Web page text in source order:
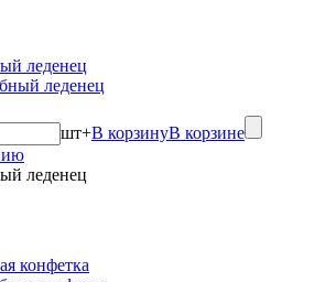
леденец
шт+В корзинуВ корзине
леденец
конфетка